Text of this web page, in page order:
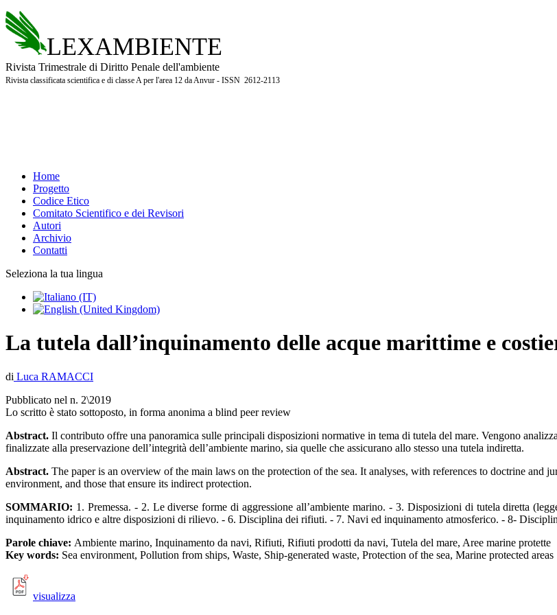
LEXAMBIENTE
Rivista Trimestrale di Diritto Penale dell'ambiente
Rivista classificata scientifica e di classe A per l'area 12 da Anvur - ISSN 2612-2113
Home
Progetto
Codice Etico
Comitato Scientifico e dei Revisori
Autori
Archivio
Contatti
Seleziona la tua lingua
La tutela dall’inquinamento delle acque marittime e
di Luca RAMACCI
Pubblicato nel n. 2\2019
Lo scritto è stato sottoposto, in forma anonima a blind peer review
Abstract. Il contributo offre una panoramica sulle principali disposizioni normative in tema di tutela del mare. Vengono
finalizzate alla preservazione dell’integrità dell’ambiente marino, sia quelle che assicurano allo stesso una tutela indiretta.
Abstract. The paper is an overview of the main laws on the protection of the sea. It analyses, with references to doctrine and
environment, and those that ensure its indirect protection.
SOMMARIO: 1. Premessa. - 2. Le diverse forme di aggressione all’ambiente marino. - 3. Disposizioni di tutela diretta
inquinamento idrico e altre disposizioni di rilievo. - 6. Disciplina dei rifiuti. - 7. Navi ed inquinamento atmosferico. - 8-
Parole chiave: Ambiente marino, Inquinamento da navi, Rifiuti, Rifiuti prodotti da navi, Tutela del mare, Aree marine protette
Key words: Sea environment, Pollution from ships, Waste, Ship-generated waste, Protection of the sea, Marine protected areas
visualizza